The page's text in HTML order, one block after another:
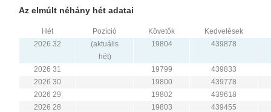
Az elmúlt néhány hét adatai
Hét Pozíció Követők
Kedvelések
2026 32
(aktuális
hét)
19804 439878
2026 31 19799
439833
2026 30
19800
439778
2026 29
19802
439618
2026 28
19803
439455